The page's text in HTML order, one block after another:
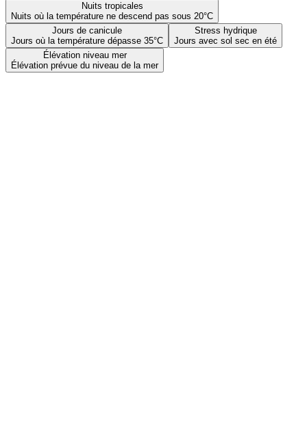
Nuits tropicales
Nuits où la température ne descend pas sous 20°C
Jours de canicule
Jours où la température dépasse 35°C
Stress hydrique
Jours avec sol sec en été
Élévation niveau mer
Élévation prévue du niveau de la mer